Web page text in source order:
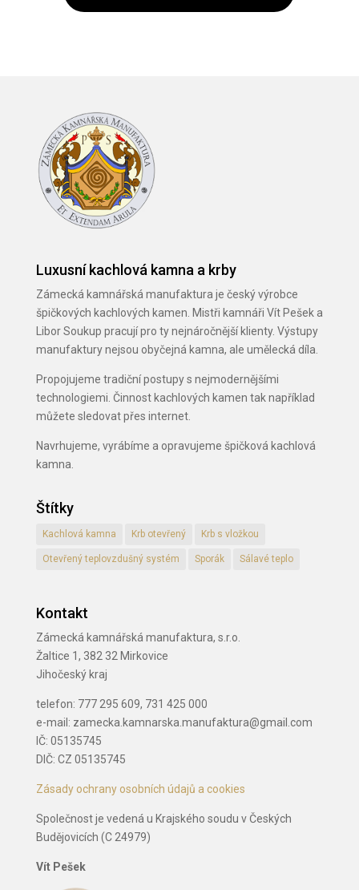
Luxusní kachlová kamna a krby
Zámecká kamnářská manufaktura je český výrobce
špičkových kachlových kamen. Mistři kamnáři Vít Pešek a
Libor Soukup pracují pro ty nejnáročnější klienty. Výstupy
manufaktury nejsou obyčejná kamna, ale umělecká díla.
Propojujeme tradiční postupy s nejmodernějšími
technologiemi. Činnost kachlových kamen tak například
můžete sledovat přes internet.
Navrhujeme, vyrábíme a opravujeme špičková kachlová
kamna.
Štítky
Kachlová kamna Krb otevřený Krb s vložkou
Otevřený teplovzdušný systém Sporák Sálavé teplo
Kontakt
Zámecká kamnářská manufaktura, s.r.o.
Žaltice 1, 382 32 Mirkovice
Jihočeský kraj
telefon: 777 295 609, 731 425 000
e-mail: zamecka.kamnarska.manufaktura@gmail.com
IČ: 05135745
DIČ: CZ 05135745
Zásady ochrany osobních údajů a cookies
Společnost je vedená u Krajského soudu v Českých
Budějovicích (C 24979)
Vít Pešek